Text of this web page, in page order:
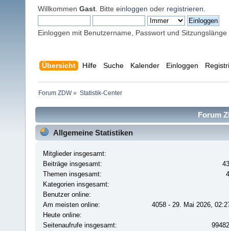
Willkommen Gast . Bitte einloggen oder registrieren
Einloggen mit Benutzername, Passwort und Sitzungslänge
Übersicht Hilfe Suche Kalender Einloggen
Forum ZDW» Statistik-Center
Forum
Allgemeine Statistiken
Mitglieder insgesamt:
Beiträge insgesamt:
Themen insgesamt:
Kategorien insgesamt:
Benutzer online:
Am meisten online:
4058 - 29. Mai 2026,
Heute online:
Seitenaufrufe insgesamt: